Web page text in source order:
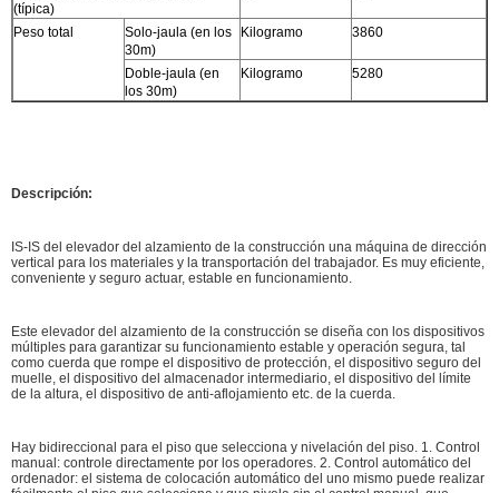
(típica)
Peso total
Solo-jaula (en los
30m)
Kilogramo 3860
Doble-jaula (en
los 30m)
Kilogramo 5280
Descripción:
IS-IS del elevador del alzamiento de la construcción una máquina de dirección
vertical para los materiales y la transportación del trabajador. Es muy eficiente,
conveniente y seguro actuar, estable en funcionamiento.
Este elevador del alzamiento de la construcción se diseña con los dispositivos
múltiples para garantizar su funcionamiento estable y operación segura, tal
como cuerda que rompe el dispositivo de protección, el dispositivo seguro del
muelle, el dispositivo del almacenador intermediario, el dispositivo del límite
de la altura, el dispositivo de anti-aflojamiento etc. de la cuerda.
Hay bidireccional para el piso que selecciona y nivelación del piso. 1. Control
manual: controle directamente por los operadores. 2. Control automático del
ordenador: el sistema de colocación automático del uno mismo puede realizar